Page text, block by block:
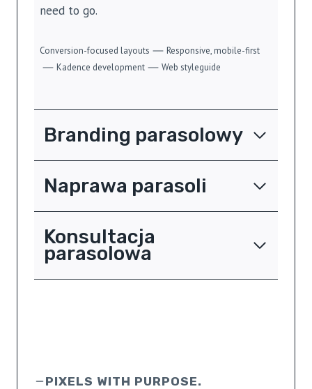
need to go.
Conversion-focused layouts
Responsive, mobile-first
Kadence development
Web styleguide
Branding parasolowy
Naprawa parasoli
Konsultacja
parasolowa
PIXELS WITH PURPOSE.